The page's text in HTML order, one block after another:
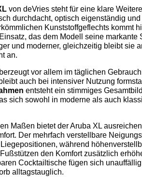
von deVries steht für eine klare
durchdacht, optisch eigenständig
Kunststoffgeflechts kommt
das dem Modell seine markante
und moderner, gleichzeitig bleibt sie
an.
vor allem im täglichen
auch bei intensiver Nutzung
entsteht ein stimmiges
sich sowohl in moderne als auch
Maßen bietet der Aruba XL
Der mehrfach verstellbare
während
den Komfort zusätzlich
Cocktailtische fügen sich
alltagstauglich.